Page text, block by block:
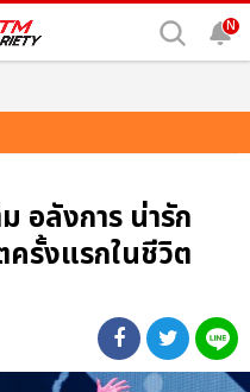
N
อลังการ น่ารัก
รั้งแรกในชีวิต